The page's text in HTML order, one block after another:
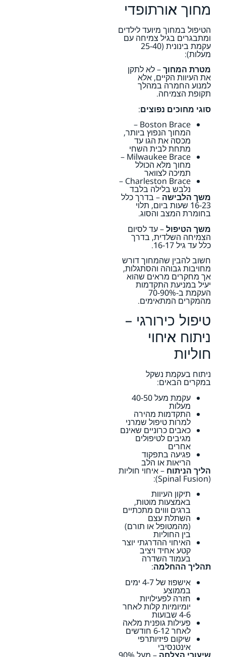
מחוך אורתופדי
הטיפול במחוך מיועד לילדים
ומתבגרים בגיל צמיחה עם
עקמת בינונית (25-40
מעלות):
מטרת המחוך– לא לתקן
את העיוות הקיים, אלא
למנוע החמרה במהלך
תקופת הצמיחה.
סוגי מחוכים נפוצים:
Boston Brace –
המחוך הנפוץ ביותר,
מכסה את הגו עד
מתחת לבית השחי
Milwaukee Brace –
מחוך מלא הכולל
תמיכה לצוואר
Charleston Brace –
נלבש בלילה בלבד
משך הלבישה – בדרך כלל
16-23 שעות ביום, תלוי
בחומרת המצב והסוג.
משך הטיפול– עד לסיום
הצמיחה השלדית, בדרך
כלל עד גיל 16-17.
חשוב להבין שהמחוך דורש
מחויבות גבוהה והסתגלות,
אך מחקרים מראים שהוא
יעיל במניעת התקדמות
העקמת ב-70-90%
מהמקרים המתאימים.
טיפול כירורגי –
ניתוח איחוי
חוליות
ניתוח בעקמת נשקל
במקרים הבאים:
עקמת מעל 40-50
מעלות
התקדמות מהירה
למרות טיפול שמרני
כאבים כרוניים שאינם
מגיבים לטיפולים
אחרים
פגיעה בתפקוד
הריאות או הלב
הליך הניתוח – איחוי חוליות
(Spinal Fusion):
תיקון העיוות
באמצעות מוטות,
ברגים וווים מתכתיים
השתלת עצם
(מהמטופל או תורם)
בין החוליות
האיחוי ההדרגתי יוצר
קטע אחיד ויציב
בעמוד השדרה
תהליך ההחלמה:
אישפוז של 4-7 ימים
בממוצע
חזרה לפעילויות
יומיומיות קלות לאחר
4-6 שבועות
פעילות גופנית מלאה
לאחר 6-12 חודשים
שיקום פיזיותרפי
אינטנסיבי
שיעורי הצלחה – מעל 90%